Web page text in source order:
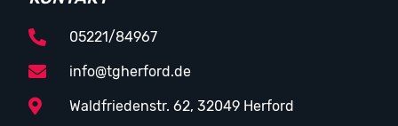
05221/84967
info@tgherford.de
Waldfriedenstr. 62, 32049 Herford